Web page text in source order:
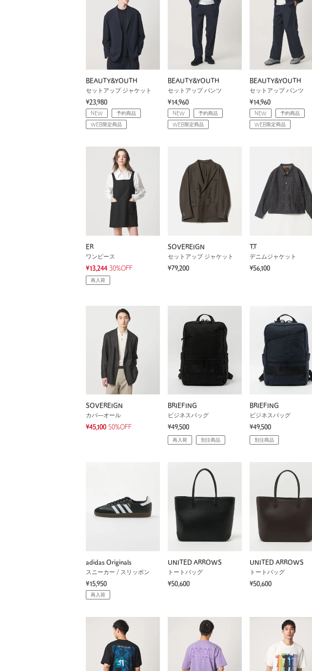
BEAUTY&YOUTH
セットアップ ジャケット
¥23,980
NEW 予約商品
WEB限定商品
BEAUTY&YOUTH
セットアップ パンツ
¥14,960
NEW 予約商品
WEB限定商品
BEAUTY&YOUTH
セットアップ パンツ
¥14,960
NEW 予約商品
WEB限定商品
ER
ワンピース
¥13,244 30%OFF
再入荷
SOVEREIGN
セットアップ ジャケット
¥79,200
T.T
デニムジャケット
¥56,100
SOVEREIGN
カバ―オール
¥45,100 50%OFF
BRIEFING
ビジネスバッグ
¥49,500
再入荷 別注商品
BRIEFING
ビジネスバッグ
¥49,500
別注商品
adidas Originals
スニーカー / スリッポン
¥15,950
再入荷
UNITED ARROWS
トートバッグ
¥50,600
UNITED ARROWS
トートバッグ
¥50,600